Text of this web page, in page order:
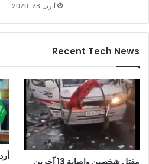
أبريل 28, 2020
Recent Tech News
مقتل شخصين وإصابة 13 آخرين